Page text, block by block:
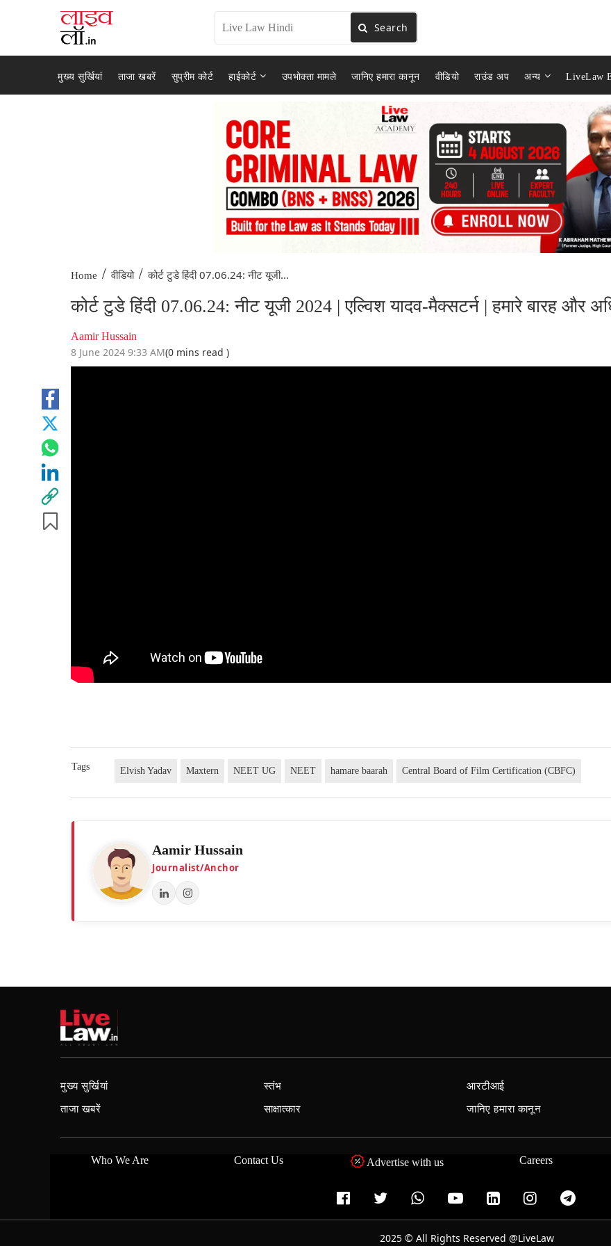
Search
मुख्य सुर्खियां ताजा खबरें सुप्रीम कोर्ट हाईकोर्ट उपभोक्ता मामले जानिए हमारा कानून वीडियो राउंड अप अन्य LiveLaw
Home / वीडियो / कोर्ट टुडे हिंदी 07.06.24: नीट यूजी...
कोर्ट टुडे हिंदी 07.06.24: नीट यूजी 2024 | एल्विश यादव-मैक्सटर्न | हमारे बारह और
Aamir Hussain
8 June 2024 9:33 AM(0 mins read )
Tags Elvish Yadav Maxtern NEET UG NEET hamare baarah Central Board of Film Certification (CBFC)
Aamir Hussain
Journalist/Anchor
मुख्य सुर्खियां
ताजा खबरें
स्तंभ
साक्षात्कार
आरटीआई
जानिए हमारा कानून
Who We Are Contact Us Advertise with us Careers
2025 © All Rights Reserved @LiveLaw